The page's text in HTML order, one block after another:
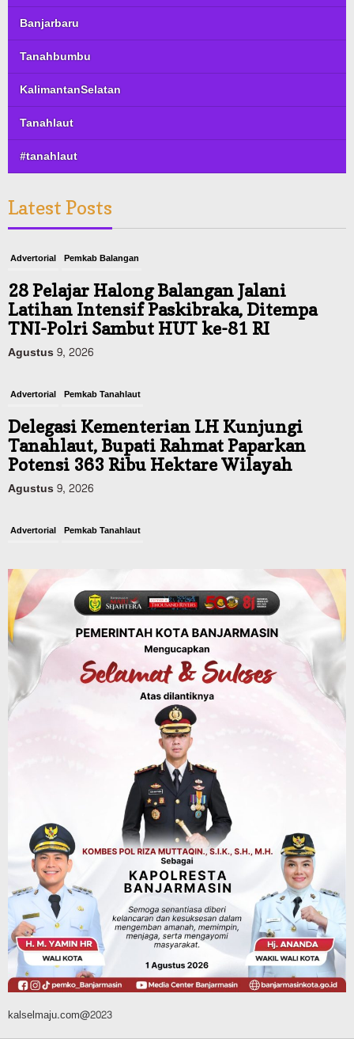
Banjarbaru
Tanahbumbu
KalimantanSelatan
Tanahlaut
#tanahlaut
Latest Posts
Advertorial Pemkab Balangan
28 Pelajar Halong Balangan Jalani
Latihan Intensif Paskibraka, Ditempa
TNI-Polri Sambut HUT ke-81 RI
Agustus 9, 2026
Advertorial Pemkab Tanahlaut
Delegasi Kementerian LH Kunjungi
Tanahlaut, Bupati Rahmat Paparkan
Potensi 363 Ribu Hektare Wilayah
Agustus 9, 2026
Advertorial Pemkab Tanahlaut
2026, Bidik Emas Porprov dan
Rencanakan Pindah Indoor 2027
Agustus 9, 2026
Sosial & Keagamaan
45 Pramuka Banjarmasin Berangkat ke
Jamnas XII Cibubur, Termasuk Dua
Peserta Berkebutuhan Khusus
Green Action di Desa Sungairangas
Banjar, Ratusan Pohon Ditanam, Hampir
2 Ton Sampah Terkumpul dari
Penukaran dengan Sembako
Agustus 9, 2026
kalselmaju.com@2023